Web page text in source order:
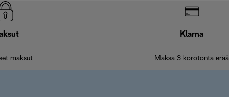
maksut
Klarna
Maksa 3 korotonta erää